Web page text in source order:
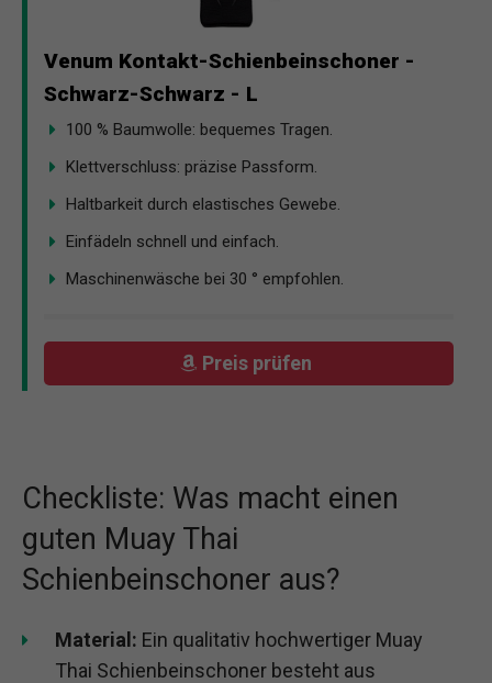
Venum Kontakt-Schienbeinschoner -
Schwarz-Schwarz - L
100 % Baumwolle: bequemes Tragen.
Klettverschluss: präzise Passform.
Haltbarkeit durch elastisches Gewebe.
Einfädeln schnell und einfach.
Maschinenwäsche bei 30 ° empfohlen.
Preis prüfen
Checkliste: Was macht einen
guten Muay Thai
Schienbeinschoner aus?
Material: Ein qualitativ hochwertiger Muay
Thai Schienbeinschoner besteht aus